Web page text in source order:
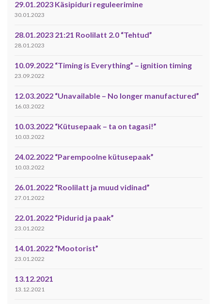
29.01.2023 Käsipiduri reguleerimine
30.01.2023
28.01.2023 21:21 Roolilatt 2.0 “Tehtud”
28.01.2023
10.09.2022 “Timing is Everything” – ignition timing
23.09.2022
12.03.2022 “Unavailable – No longer manufactured”
16.03.2022
10.03.2022 “Kütusepaak – ta on tagasi!”
10.03.2022
24.02.2022 “Parempoolne kütusepaak”
10.03.2022
26.01.2022 “Roolilatt ja muud vidinad”
27.01.2022
22.01.2022 “Pidurid ja paak”
23.01.2022
14.01.2022 “Mootorist”
23.01.2022
13.12.2021
13.12.2021